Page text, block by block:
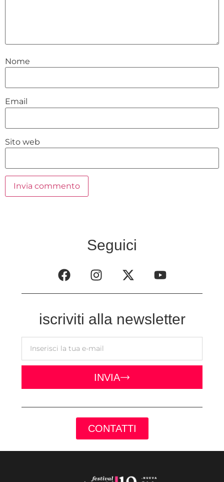
Nome
Email
Sito web
Seguici
iscriviti alla newsletter
INVIA
CONTATTI